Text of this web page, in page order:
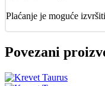
Plaćanje je moguće
Povezani